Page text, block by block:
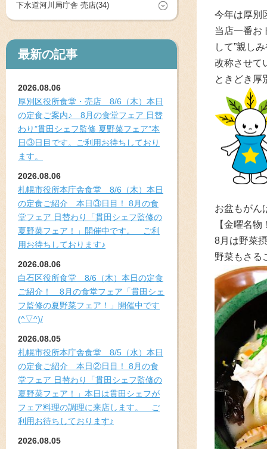
下水道河川局庁舎 売店(34)
最新の記事
2026.08.06
厚別区役所食堂・売店 8/6（木）本日
の定食ご案内♪ 8月の食堂フェア 日替
わり”貫田シェフ監修 夏野菜フェア”本
日③日目です。ご利用お待ちしており
ます。
2026.08.06
札幌市役所本庁舎食堂 8/6（木）本日
の定食ご紹介 本日③日目！ 8月の食
堂フェア 日替わり「貫田シェフ監修の
夏野菜フェア！」開催中です。 ご利
用お待ちしております♪
2026.08.06
白石区役所食堂 8/6（木）本日の定食
ご紹介！ 8月の食堂フェア「貫田シェ
フ監修の夏野菜フェア！」開催中です
(^▽^)/
2026.08.05
札幌市役所本庁舎食堂 8/5（水）本日
の定食ご紹介 本日②日目！ 8月の食
堂フェア 日替わり「貫田シェフ監修の
夏野菜フェア！」本日は貫田シェフが
フェア料理の調理に来店します。 ご
利用お待ちしております♪
2026.08.05
今年は厚別
当店一番お
して”親し
改称させて
ときどき厚
お盆もがん
【金曜名
8月は野菜
野菜もさる